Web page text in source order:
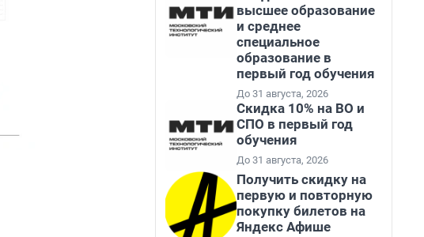
высшее образование
и среднее
специальное
образование в
первый год обучения
До 31 августа, 2026
Скидка 10% на ВО и
СПО в первый год
обучения
До 31 августа, 2026
Получить скидку на
первую и повторную
покупку билетов на
Яндекс Афише